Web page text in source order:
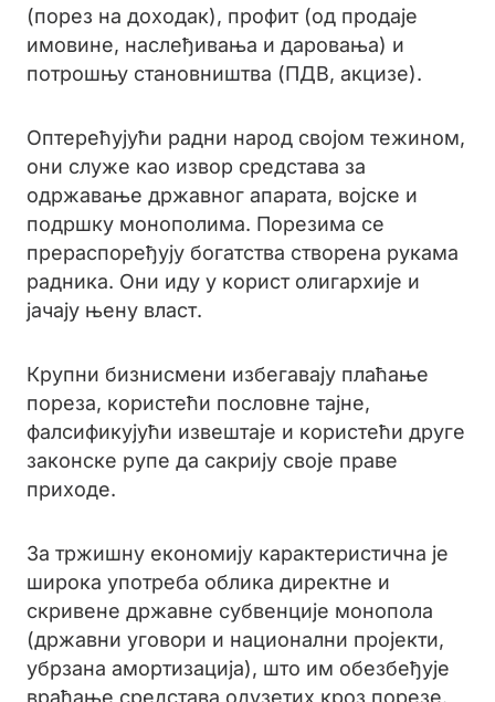
(порез на доходак), профит (од продаје
имовине, наслеђивања и даровања) и
потрошњу становништва (ПДВ, акцизе).
Оптерећујући радни народ својом тежином,
они служе као извор средстава за
одржавање државног апарата, војске и
подршку монополима. Порезима се
прераспоређују богатства створена рукама
радника. Они иду у корист олигархије и
јачају њену власт.
Крупни бизнисмени избегавају плаћање
пореза, користећи пословне тајне,
фалсификујући извештаје и користећи друге
законске рупе да сакрију своје праве
приходе.
За тржишну економију карактеристична је
широка употреба облика директне и
скривене државне субвенције монопола
(државни уговори и национални пројекти,
убрзана амортизација), што им обезбеђује
враћање средстава одузетих кроз порезе.